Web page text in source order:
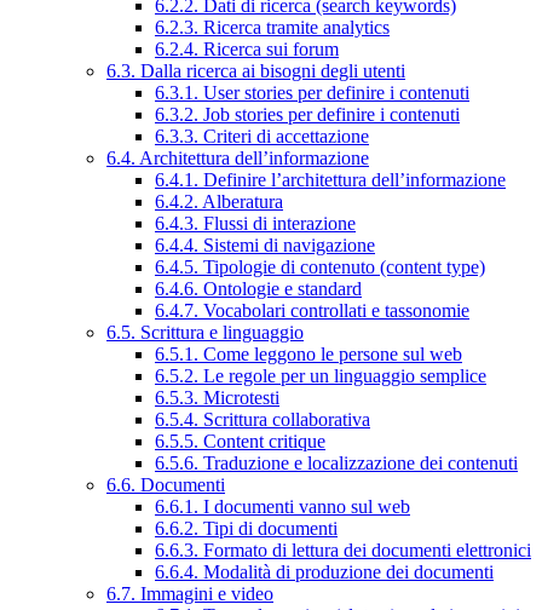
6.2.2. Dati di ricerca (search keywords)
6.2.3. Ricerca tramite analytics
6.2.4. Ricerca sui forum
6.3. Dalla ricerca ai bisogni degli utenti
6.3.1. User stories per definire i contenuti
6.3.2. Job stories per definire i contenuti
6.3.3. Criteri di accettazione
6.4. Architettura dell’informazione
6.4.1. Definire l’architettura dell’informazione
6.4.2. Alberatura
6.4.3. Flussi di interazione
6.4.4. Sistemi di navigazione
6.4.5. Tipologie di contenuto (content type)
6.4.6. Ontologie e standard
6.4.7. Vocabolari controllati e tassonomie
6.5. Scrittura e linguaggio
6.5.1. Come leggono le persone sul web
6.5.2. Le regole per un linguaggio semplice
6.5.3. Microtesti
6.5.4. Scrittura collaborativa
6.5.5. Content critique
6.5.6. Traduzione e localizzazione dei contenuti
6.6. Documenti
6.6.1. I documenti vanno sul web
6.6.2. Tipi di documenti
6.6.3. Formato di lettura dei documenti elettronici
6.6.4. Modalità di produzione dei documenti
6.7. Immagini e video